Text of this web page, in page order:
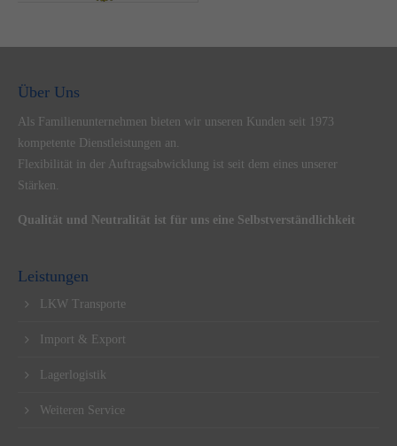
Über Uns
Als Familienunternehmen bieten wir unseren Kunden seit 1973
kompetente Dienstleistungen an.
Flexibilität in der Auftragsabwicklung ist seit dem eines unserer
Stärken.
Qualität und Neutralität ist für uns eine Selbstverständlichkeit
Leistungen
LKW Transporte
Import & Export
Lagerlogistik
Weiteren Service